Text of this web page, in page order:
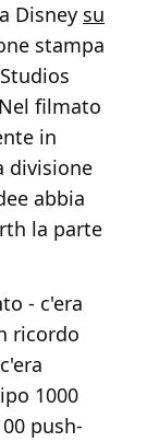
Disney su
stampa
filmato
in
divisione
abbia
la parte
- c'era
ricordo
1000
push-